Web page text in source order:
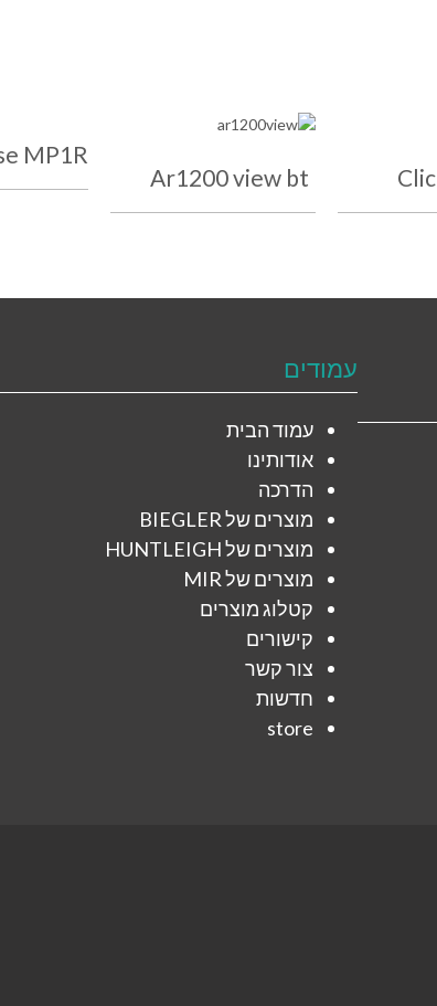
Ar1200 view bt
עמודים
עמוד הבית
אודותינו
הדרכה
מוצרים של BIEGLER
מוצרים של HUNTLEIGH
מוצרים של MIR
קטלוג מוצרים
קישורים
צור קשר
חדשות
store